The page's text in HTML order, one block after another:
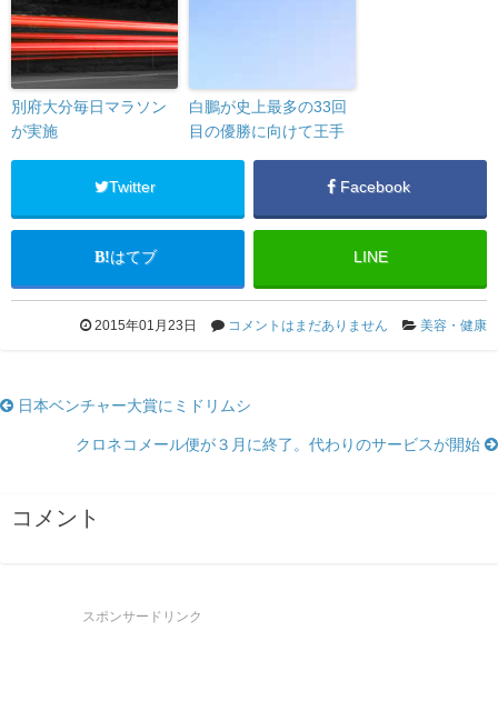
別府大分毎日マラソン
が実施
白鵬が史上最多の33回
目の優勝に向けて王手
Twitter Facebook
はてブ LINE
2015年01月23日 コメントはまだありません 美容・健康
日本ベンチャー大賞にミドリムシ
クロネコメール便が３月に終了。代わりのサービスが開始
コメント
スポンサードリンク